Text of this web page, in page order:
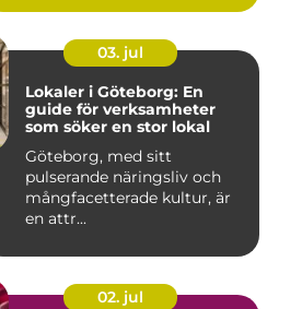
03. jul
Lokaler i Göteborg: En
guide för verksamheter
som söker en stor lokal
Göteborg, med sitt
pulserande näringsliv och
mångfacetterade kultur, är
en attr...
02. jul